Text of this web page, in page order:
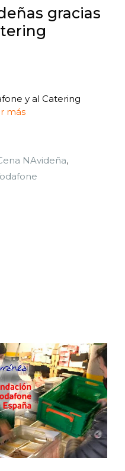
gracias
y al Catering
más
NAvideña,